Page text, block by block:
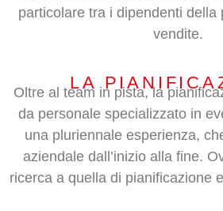
particolare tra i dipendenti della
vendite.
LA
Oltre al team in pista, la
da personale specializzato in
una pluriennale esperienza,
aziendale dall’inizio alla fine.
ricerca a quella di pianificazione